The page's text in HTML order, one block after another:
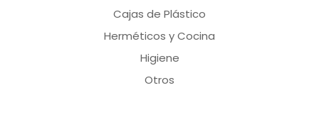
Cajas de Plástico
Herméticos y Cocina
Higiene
Otros